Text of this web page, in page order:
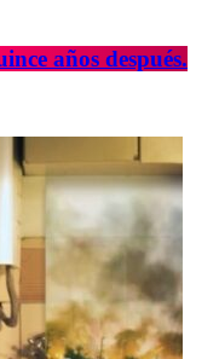
años después.